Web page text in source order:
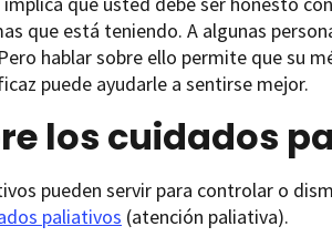
que está teniendo. A algunas
hablar sobre ello permite que su
puede ayudarle a sentirse mejor.
los cuidados
pueden servir para controlar o
paliativos (atención paliativa).